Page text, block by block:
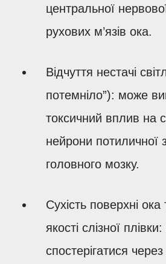
центральної
рухових м’язів ока.
Відчуття нестачі
потемніло”): може
токсичний вплив на
нейрони потиличної
головного мозку.
Сухість поверхні ока
якості слізної
спостерігатися